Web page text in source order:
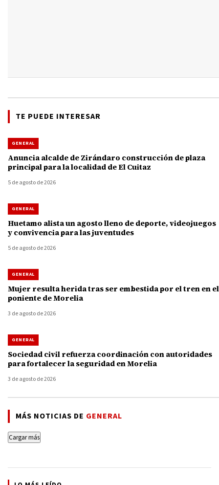
TE PUEDE INTERESAR
GENERAL
Anuncia alcalde de Zirándaro construcción de plaza
principal para la localidad de El Cuitaz
5 de agosto de 2026
GENERAL
Huetamo alista un agosto lleno de deporte, videojuegos
y convivencia para las juventudes
5 de agosto de 2026
GENERAL
Mujer resulta herida tras ser embestida por el tren en el
poniente de Morelia
3 de agosto de 2026
GENERAL
Sociedad civil refuerza coordinación con autoridades
para fortalecer la seguridad en Morelia
3 de agosto de 2026
MÁS NOTICIAS DE GENERAL
Cargar más